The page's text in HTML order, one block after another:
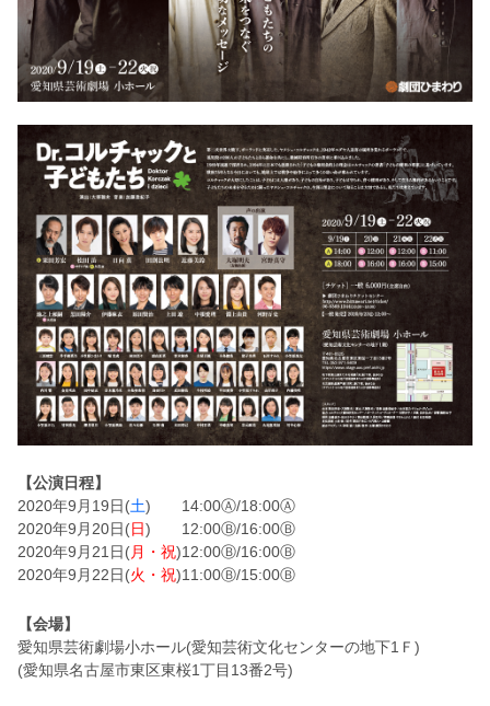
【公演日程】
2020年9月19日(土) 14:00Ⓐ/18:00Ⓐ
2020年9月20日(日) 12:00Ⓑ/16:00Ⓑ
2020年9月21日(月・祝)12:00Ⓑ/16:00Ⓑ
2020年9月22日(火・祝)11:00Ⓑ/15:00Ⓑ
【会場】
愛知県芸術劇場小ホール(愛知芸術文化センターの地下1Ｆ)
(愛知県名古屋市東区東桜1丁目13番2号)